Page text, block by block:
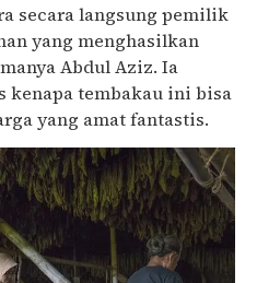
secara langsung pemilik
yang menghasilkan
Abdul Aziz. Ia
kenapa tembakau ini bisa
yang amat fantastis.